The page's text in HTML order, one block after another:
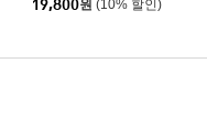
19,800원 (10% 할인)